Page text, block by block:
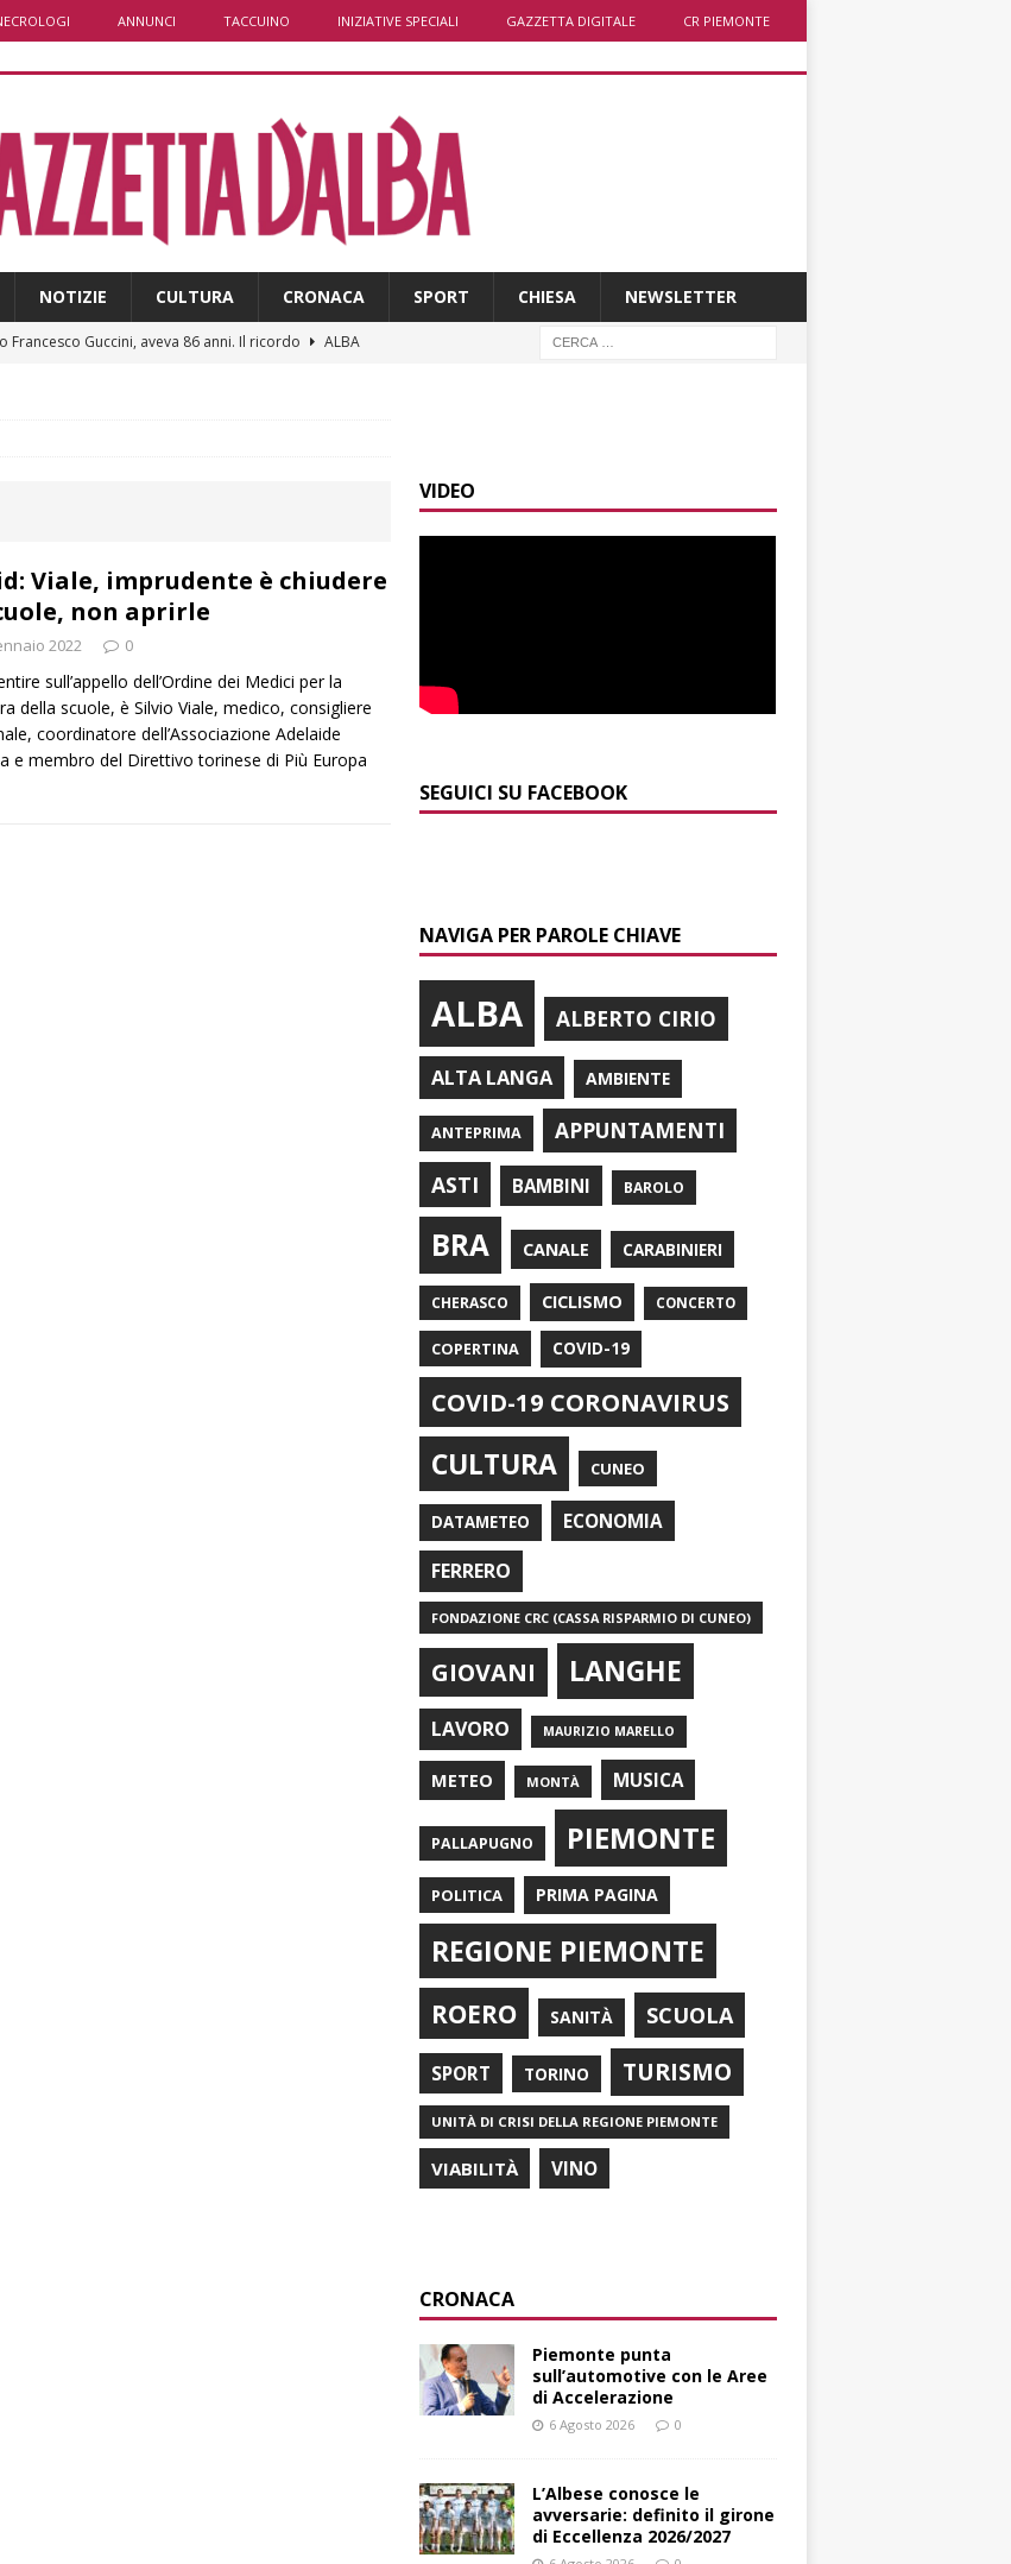
ANNUNCI TACCUINO INIZIATIVE SPECIALI GAZZETTA DIGITALE CR PIEMONTE
NOTIZIE CULTURA CRONACA SPORT CHIESA NEWSLETTER
Francesco Guccini, aveva 86 anni. Il ricordo
ALBA
delle stelle con il Rotary club Alba
l’acquedotto romano trova finalmente una “nuova
Viale, imprudente è chiudere
non aprirle
2022 0
sull’appello dell’Ordine dei Medici per la
della scuole, è Silvio Viale, medico, consigliere
coordinatore dell’Associazione Adelaide
e membro del Direttivo torinese di Più Europa
VIDEO
SEGUICI SU FACEBOOK
NAVIGA PER PAROLE CHIAVE
ALBA ALBERTO CIRIO
ALTA LANGA AMBIENTE
ANTEPRIMA
APPUNTAMENTI
ASTI
BAMBINI BAROLO
BRA CANALE CARABINIERI
CHERASCO CICLISMO CONCERTO
COPERTINA COVID-19
COVID-19 CORONAVIRUS
CULTURA CUNEO
DATAMETEO ECONOMIA
FERRERO
FONDAZIONE CRC (CASSA RISPARMIO DI CUNEO)
GIOVANI LANGHE
LAVORO MAURIZIO MARELLO
METEO MONTÀ MUSICA
PALLAPUGNO PIEMONTE
POLITICA PRIMA PAGINA
REGIONE PIEMONTE
ROERO SANITÀ SCUOLA
SPORT TORINO TURISMO
UNITÀ DI CRISI DELLA REGIONE PIEMONTE
VIABILITÀ VINO
CRONACA
Piemonte punta
sull’automotive con le Aree
di Accelerazione
6 Agosto 2026 0
L’Albese conosce le
avversarie: definito il girone
di Eccellenza 2026/2027